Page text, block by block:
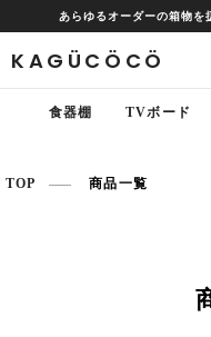
あらゆるオーダーの箱物を
KAGÜCÖCÖ
食器棚 TVボード
TOP 商品一覧